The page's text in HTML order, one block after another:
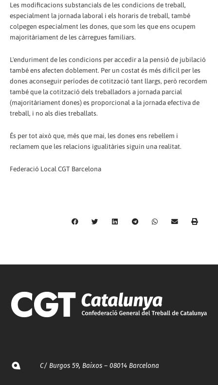
Les modificacions substancials de les condicions de treball,
especialment la jornada laboral i els horaris de treball, també
colpegen especialment les dones, que som les que ens ocupem
majoritàriament de les càrregues familiars.
L'enduriment de les condicions per accedir a la pensió de jubilació
també ens afecten doblement. Per un costat és més difícil per les
dones aconseguir períodes de cotització tant llargs, però recordem
també que la cotització dels treballadors a jornada parcial
(majoritàriament dones) es proporcional a la jornada efectiva de
treball, i no als dies treballats.
És per tot això que, més que mai, les dones ens rebel·lem i
reclamem que les relacions igualitàries siguin una realitat.
Federació Local CGT Barcelona
C/ Burgos 59, Baixos – 08014 Barcelona